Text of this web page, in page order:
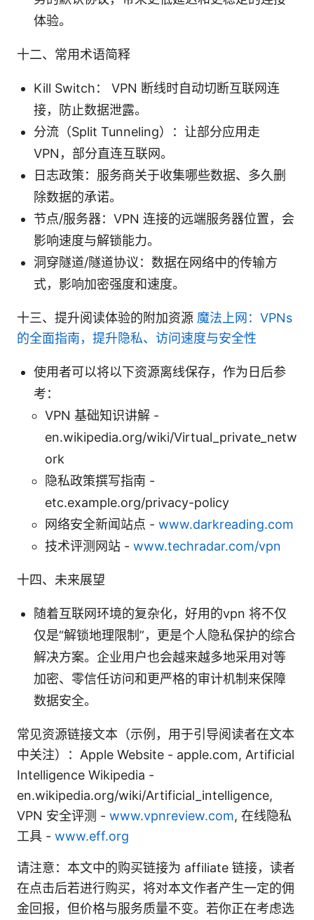
体验。
十二、常用术语简释
Kill Switch： VPN 断线时自动切断互联网连
接，防止数据泄露。
分流（Split Tunneling）：让部分应用走
VPN，部分直连互联网。
日志政策：服务商关于收集哪些数据、多久删
除数据的承诺。
节点/服务器：VPN 连接的远端服务器位置，会
影响速度与解锁能力。
洞穿隧道/隧道协议：数据在网络中的传输方
式，影响加密强度和速度。
十三、提升阅读体验的附加资源 魔法上网：VPNs
的全面指南，提升隐私、访问速度与安全性
使用者可以将以下资源离线保存，作为日后参
考：
VPN 基础知识讲解 -
en.wikipedia.org/wiki/Virtual_private_netw
ork
隐私政策撰写指南 -
etc.example.org/privacy-policy
网络安全新闻站点 - www.darkreading.com
技术评测网站 - www.techradar.com/vpn
十四、未来展望
随着互联网环境的复杂化，好用的vpn 将不仅
仅是“解锁地理限制”，更是个人隐私保护的综合
解决方案。企业用户也会越来越多地采用对等
加密、零信任访问和更严格的审计机制来保障
数据安全。
常见资源链接文本（示例，用于引导阅读者在文本
中关注）：Apple Website - apple.com, Artificial
Intelligence Wikipedia -
en.wikipedia.org/wiki/Artificial_intelligence,
VPN 安全评测 - www.vpnreview.com, 在线隐私
工具 - www.eff.org
请注意：本文中的购买链接为 affiliate 链接，读者
在点击后若进行购买，将对本文作者产生一定的佣
金回报，但价格与服务质量不变。若你正在考虑选